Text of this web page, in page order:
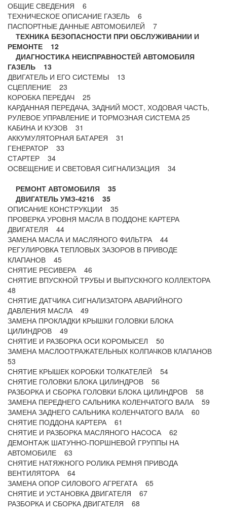
ОБЩИЕ СВЕДЕНИЯ 6
ТЕХНИЧЕСКОЕ ОПИСАНИЕ ГАЗЕЛЬ 6
ПАСПОРТНЫЕ ДАННЫЕ АВТОМОБИЛЕЙ 7
ТЕХНИКА БЕЗОПАСНОСТИ ПРИ ОБСЛУЖИВАНИИ И
РЕМОНТЕ 12
ДИАГНОСТИКА НЕИСПРАВНОСТЕЙ АВТОМОБИЛЯ
ГАЗЕЛЬ 13
ДВИГАТЕЛЬ И ЕГО СИСТЕМЫ 13
СЦЕПЛЕНИЕ 23
КОРОБКА ПЕРЕДАЧ 25
КАРДАННАЯ ПЕРЕДАЧА, ЗАДНИЙ МОСТ, ХОДОВАЯ ЧАСТЬ,
РУЛЕВОЕ УПРАВЛЕНИЕ И ТОРМОЗНАЯ СИСТЕМА 25
КАБИНА И КУЗОВ 31
АККУМУЛЯТОРНАЯ БАТАРЕЯ 31
ГЕНЕРАТОР 33
СТАРТЕР 34
ОСВЕЩЕНИЕ И СВЕТОВАЯ СИГНАЛИЗАЦИЯ 34
РЕМОНТ АВТОМОБИЛЯ 35
ДВИГАТЕЛЬ УМЗ-4216 35
ОПИСАНИЕ КОНСТРУКЦИИ 35
ПРОВЕРКА УРОВНЯ МАСЛА В ПОДДОНЕ КАРТЕРА
ДВИГАТЕЛЯ 44
ЗАМЕНА МАСЛА И МАСЛЯНОГО ФИЛЬТРА 44
РЕГУЛИРОВКА ТЕПЛОВЫХ ЗАЗОРОВ В ПРИВОДЕ
КЛАПАНОВ 45
СНЯТИЕ РЕСИВЕРА 46
СНЯТИЕ ВПУСКНОЙ ТРУБЫ И ВЫПУСКНОГО КОЛЛЕКТОРА
48
СНЯТИЕ ДАТЧИКА СИГНАЛИЗАТОРА АВАРИЙНОГО
ДАВЛЕНИЯ МАСЛА 49
ЗАМЕНА ПРОКЛАДКИ КРЫШКИ ГОЛОВКИ БЛОКА
ЦИЛИНДРОВ 49
СНЯТИЕ И РАЗБОРКА ОСИ КОРОМЫСЕЛ 50
ЗАМЕНА МАСЛООТРАЖАТЕЛЬНЫХ КОЛПАЧКОВ КЛАПАНОВ
53
СНЯТИЕ КРЫШЕК КОРОБКИ ТОЛКАТЕЛЕЙ 54
СНЯТИЕ ГОЛОВКИ БЛОКА ЦИЛИНДРОВ 56
РАЗБОРКА И СБОРКА ГОЛОВКИ БЛОКА ЦИЛИНДРОВ 58
ЗАМЕНА ПЕРЕДНЕГО САЛЬНИКА КОЛЕНЧАТОГО ВАЛА 59
ЗАМЕНА ЗАДНЕГО САЛЬНИКА КОЛЕНЧАТОГО ВАЛА 60
СНЯТИЕ ПОДДОНА КАРТЕРА 61
СНЯТИЕ И РАЗБОРКА МАСЛЯНОГО НАСОСА 62
ДЕМОНТАЖ ШАТУННО-ПОРШНЕВОЙ ГРУППЫ НА
АВТОМОБИЛЕ 63
СНЯТИЕ НАТЯЖНОГО РОЛИКА РЕМНЯ ПРИВОДА
ВЕНТИЛЯТОРА 64
ЗАМЕНА ОПОР СИЛОВОГО АГРЕГАТА 65
СНЯТИЕ И УСТАНОВКА ДВИГАТЕЛЯ 67
РАЗБОРКА И СБОРКА ДВИГАТЕЛЯ 68